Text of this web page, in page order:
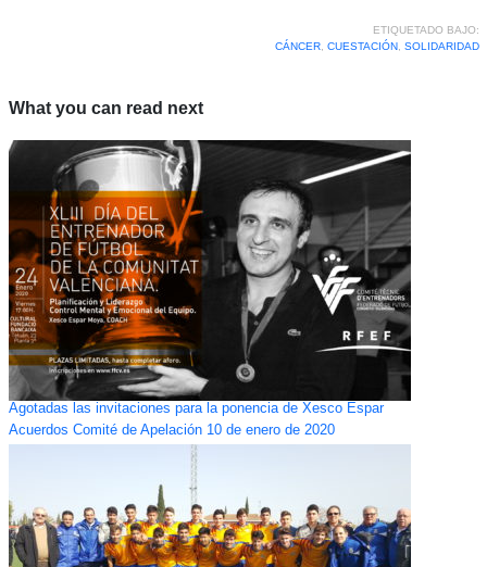
ETIQUETADO BAJO:
CÁNCER, CUESTACIÓN, SOLIDARIDAD
What you can read next
Agotadas las invitaciones para la ponencia de Xesco Espar
Acuerdos Comité de Apelación 10 de enero de 2020